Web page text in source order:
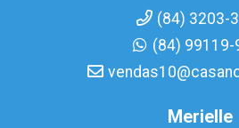
(84) 3203-
(84) 99119-
Merielle